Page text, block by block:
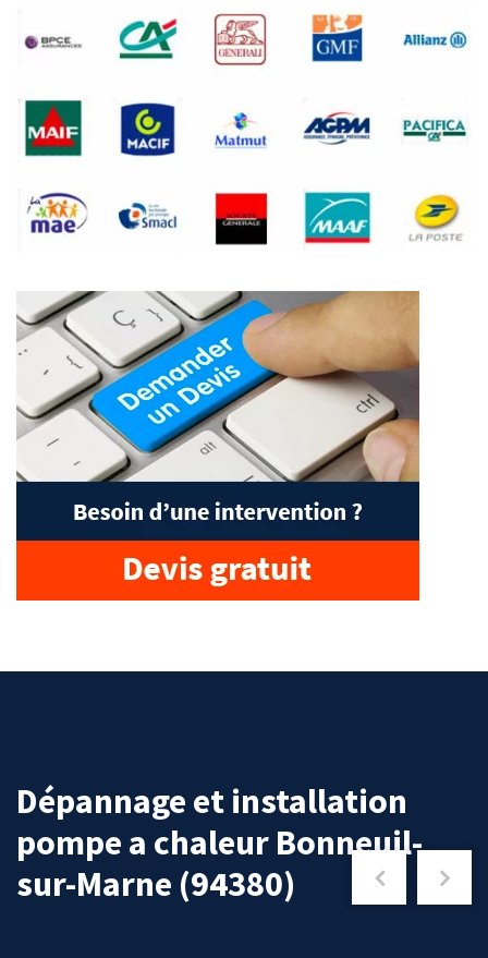
Dépannage et installation
pompe a chaleur Bonneuil-
sur-Marne (94380)